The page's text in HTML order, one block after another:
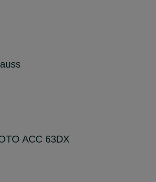
ACC 63DX